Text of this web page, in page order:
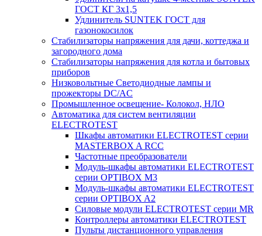
ГОСТ КГ 3х1,5
Удлинитель SUNTEK ГОСТ для
газонокосилок
Стабилизаторы напряжения для дачи, коттеджа и
загородного дома
Стабилизаторы напряжения для котла и бытовых
приборов
Низковольтные Светодиодные лампы и
прожекторы DC/AC
Промышленное освещение- Колокол, НЛО
Автоматика для систем вентиляции
ELECTROTEST
Шкафы автоматики ELECTROTEST серии
MASTERBOX A RCC
Частотные преобразователи
Модуль-шкафы автоматики ELECTROTEST
серии OPTIBOX M3
Модуль-шкафы автоматики ELECTROTEST
серии OPTIBOX A2
Силовые модули ELECTROTEST серии MR
Контроллеры автоматики ELECTROTEST
Пульты дистанционного управления